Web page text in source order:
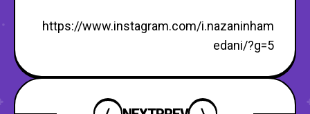
https://www.instagram.com/i.nazaninham
edani/?g=5